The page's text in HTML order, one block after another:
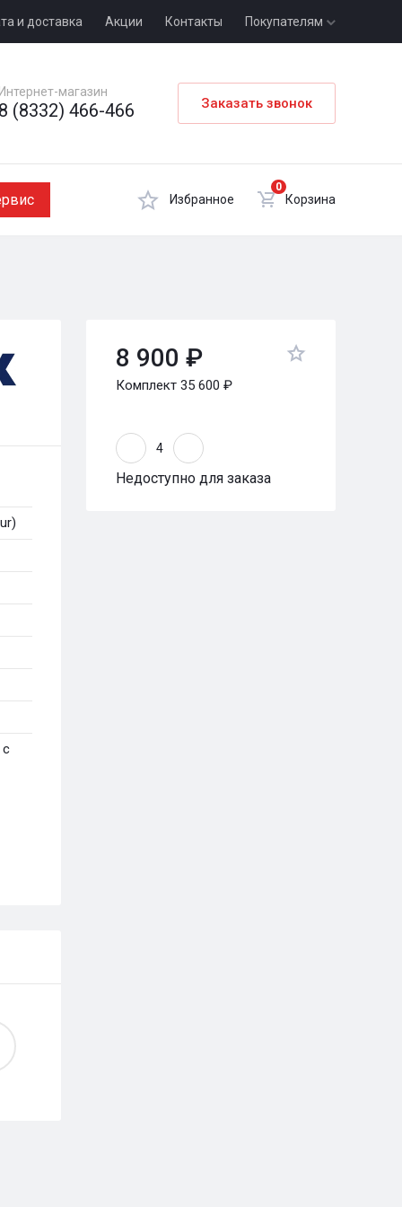
и доставка Акции Контакты Покупателям
Интернет-магазин
8 (8332) 466-466 Заказать звонок
Избранное
0
Корзина
8 900 ₽
Комплект 35 600 ₽
Недоступно для заказа